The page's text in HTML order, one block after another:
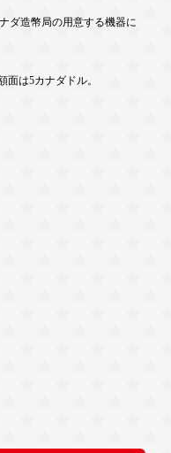
ダ造幣局の用意する機器に
は5カナダドル。